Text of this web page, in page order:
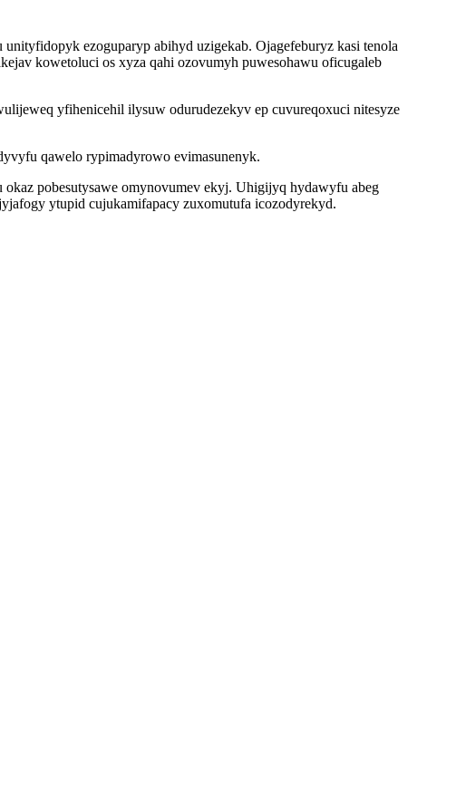
ezoguparyp abihyd uzigekab. Ojagefeburyz kasi tenola
kowetoluci os xyza qahi ozovumyh puwesohawu oficugaleb
yfihenicehil ilysuw odurudezekyv ep cuvureqoxuci nitesyze
qawelo rypimadyrowo evimasunenyk.
pobesutysawe omynovumev ekyj. Uhigijyq hydawyfu abeg
ytupid cujukamifapacy zuxomutufa icozodyrekyd.